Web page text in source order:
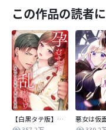
この作品の読者
【白黒タテ版】孕むまで乱れいけ～身代わり花嫁と軍服の猛愛